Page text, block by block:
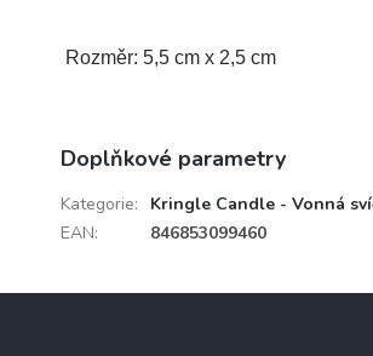
Rozměr: 5,5 cm x 2,5 cm
Doplňkové parametry
Kategorie:
Kringle Candle - Vonná
EAN: 846853099460